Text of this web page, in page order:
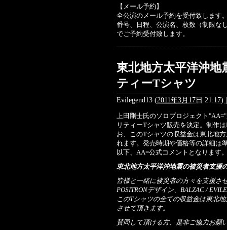
【メール予約】
全公演のメール予約を受付致します
番号、日程、公演名、枚数（制限な
でご予約受付致します。
東北地方太平洋沖
ティーTシャツ
Evilegend13 (2011年3月17日 21:17) |
上田剛士氏のソロプロジェクト
リティーTシャツ販売を決定。制作
お、このTシャツの収益金は東北地
れます。発売時期や価格等の詳細は
以下、AA=公式コメントとなります
東北地方太平洋沖地震の被災者支援
皆様と一緒に被災者の方々を支援さ
POSITRONデザイン、BALZAC /
このTシャツの全ての収益金は東北
させて頂きます。
賛同して頂ける方、是非ご協力お願